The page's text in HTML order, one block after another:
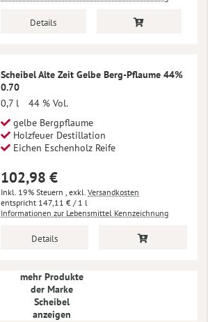
Details
Scheibel Alte Zeit Gelbe Berg-Pflaume 44%
0.70
0,7 l
44 % Vol.
gelbe Bergpflaume
Holzfeuer Destillation
Eichen Eschenholz Reife
102,98 €
Inkl. 19% Steuern , exkl. Versandkosten
147,11 € / 1 l
Informationen zur Lebensmittel Kennzeichnung
Details
mehr Produkte
der Marke
Scheibel
anzeigen